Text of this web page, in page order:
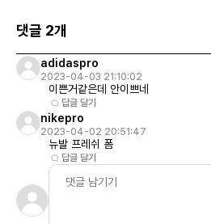
댓글 2개
adidaspro
2023-04-03 21:10:02
이쁜거같은데 안이쁘네
답글 달기
nikepro
2023-04-02 20:51:47
뉴발 프레쉬 폼
답글 달기